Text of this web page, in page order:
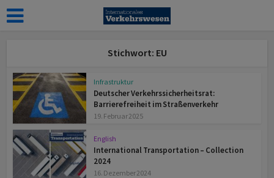
Stichwort: EU
Infrastruktur
Deutscher Verkehrssicherheitsrat:
Barrierefreiheit im Straßenverkehr
19. Februar 2025
English
International Transportation – Collection
2024
16. Dezember 2024